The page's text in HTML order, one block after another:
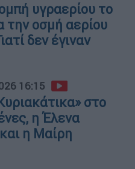
υγραερίου το
την οσμή αερίου
δεν έγιναν
16:15
στο
η Έλενα
η Μαίρη